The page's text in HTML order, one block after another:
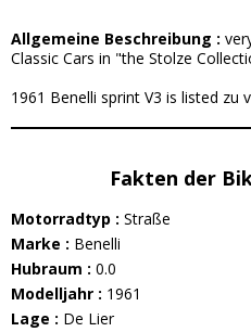
Allgemeine Beschreibung :
Classic Cars in "the Stolze
1961 Benelli sprint V3 is listed zu
Fakten der
Motorradtyp : Straße
Marke : Benelli
Hubraum : 0.0
Modelljahr : 1961
Lage : De Lier